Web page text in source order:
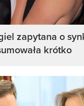
zapytana o
krótko